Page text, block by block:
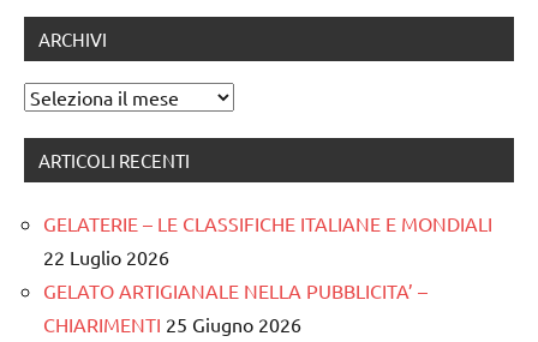
ARCHIVI
Archivi
ARTICOLI RECENTI
GELATERIE – LE CLASSIFICHE ITALIANE E MONDIALI
22 Luglio 2026
GELATO ARTIGIANALE NELLA PUBBLICITA’ –
CHIARIMENTI 25 Giugno 2026